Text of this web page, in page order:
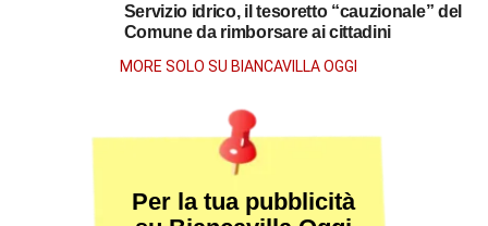
Servizio idrico, il tesoretto “cauzionale” del
Comune da rimborsare ai cittadini
MORE SOLO SU BIANCAVILLA OGGI
Per la tua pubblicità